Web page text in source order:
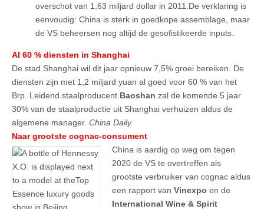
overschot van 1,63 miljard dollar in 2011.De verklaring is
eenvoudig: China is sterk in goedkope assemblage, maar
de VS beheersen nog altijd de gesofistikeerde inputs.
Al 60 % diensten in Shanghai
De stad Shanghai wil dit jaar opnieuw 7,5% groei bereiken. De
diensten zijn met 1,2 miljard yuan al goed voor 60 % van het
Brp. Leidend staalproducent Baoshan zal de komende 5 jaar
30% van de staalproductie uit Shanghai verhuizen aldus de
algemene manager. China Daily
Naar grootste cognac-consument
China is aardig op weg om tegen
2020 de VS te overtreffen als
grootste verbruiker van cognac aldus
een rapport van Vinexpo en de
International Wine & Spirit